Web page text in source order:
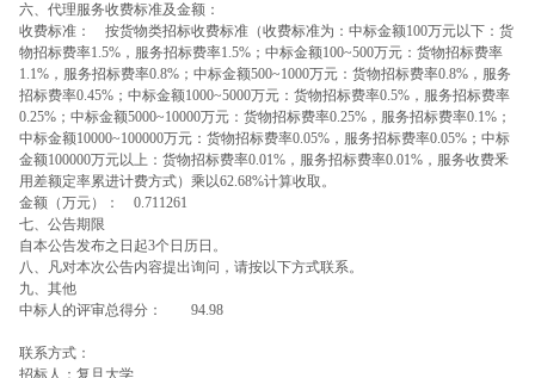
六、代理服务收费标准及金额：
收费标准：
按货物类招标收费标准（收费标准为：中标金额100万元以下：货
物招标费率1.5%，服务招标费率1.5%；中标金额100~500万元：货物招标费率
1.1%，服务招标费率0.8%；中标金额500~1000万元：货物招标费率0.8%，服务
招标费率0.45%；中标金额1000~5000万元：货物招标费率0.5%，服务招标费率
0.25%；中标金额5000~10000万元：货物招标费率0.25%，服务招标费率0.1%；
中标金额10000~100000万元：货物招标费率0.05%，服务招标费率0.05%；中标
金额100000万元以上：货物招标费率0.01%，服务招标费率0.01%，服务收费釆
用差额定率累进计费方式）乘以62.68%计算收取。
金额（万元）：
0.711261
七、公告期限
自本公告发布之日起3个日历日。
八、凡对本次公告内容提出询问，请按以下方式联系。
九、其他
中标人的评审总得分：
94.98
联系方式：
招标人：复旦大学